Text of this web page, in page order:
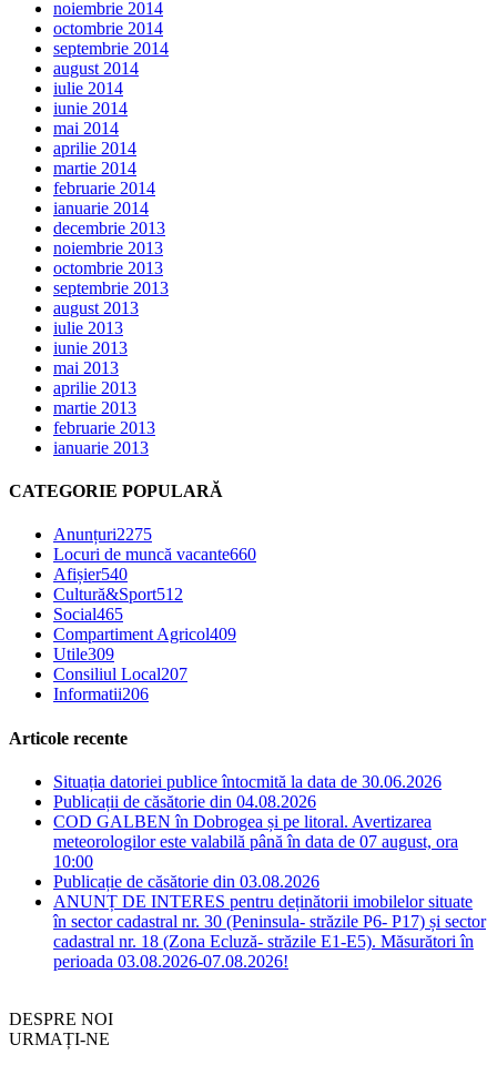
noiembrie 2014
octombrie 2014
septembrie 2014
august 2014
iulie 2014
iunie 2014
mai 2014
aprilie 2014
martie 2014
februarie 2014
ianuarie 2014
decembrie 2013
noiembrie 2013
octombrie 2013
septembrie 2013
august 2013
iulie 2013
iunie 2013
mai 2013
aprilie 2013
martie 2013
februarie 2013
ianuarie 2013
CATEGORIE POPULARĂ
Anunțuri2275
Locuri de muncă vacante660
Afișier540
Cultură&Sport512
Social465
Compartiment Agricol409
Utile309
Consiliul Local207
Informatii206
Articole recente
Situația datoriei publice întocmită la data de 30.06.2026
Publicații de căsătorie din 04.08.2026
COD GALBEN în Dobrogea și pe litoral. Avertizarea
meteorologilor este valabilă până în data de 07 august, ora
10:00
Publicație de căsătorie din 03.08.2026
ANUNȚ DE INTERES pentru deținătorii imobilelor situate
în sector cadastral nr. 30 (Peninsula- străzile P6- P17) și sector
cadastral nr. 18 (Zona Ecluză- străzile E1-E5). Măsurători în
perioada 03.08.2026-07.08.2026!
DESPRE NOI
URMAȚI-NE